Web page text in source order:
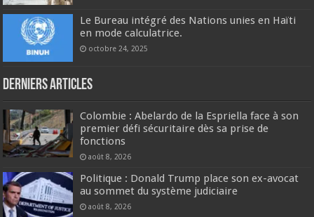
Le Bureau intégré des Nations unies en Haïti
en mode calculatrice.
octobre 24, 2025
Derniers articles
Colombie : Abelardo de la Espriella face à son
premier défi sécuritaire dès sa prise de
fonctions
août 8, 2026
Politique : Donald Trump place son ex-avocat
au sommet du système judiciaire
août 8, 2026